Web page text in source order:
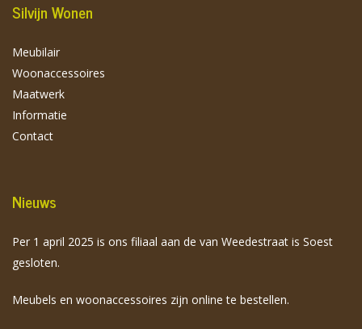
Silvijn Wonen
Meubilair
Woonaccessoires
Maatwerk
Informatie
Contact
Nieuws
Per 1 april 2025 is ons filiaal aan de van Weedestraat is Soest
gesloten.
Meubels en woonaccessoires zijn online te bestellen.